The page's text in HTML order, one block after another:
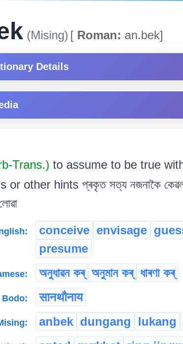
(Mising) [ Roman: an.bek]
Details
Trans.) to assume to be true
or other hints প্ৰকৃত সত্য নজনাকৈ কেৱল
conceive envisage
presume
অনুধাৱন কৰ্ অনুমান কৰ্ ধাৰণা কৰ্
Bodo: सानथौनाय
anbek dungang lukang